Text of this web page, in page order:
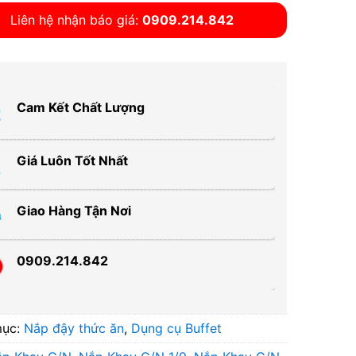
Liên hệ nhận báo giá: 0909.214.842
Cam Kết Chất Lượng
Giá Luôn Tốt Nhất
Giao Hàng Tận Nơi
0909.214.842
Nắp đậy thức ăn, Dụng cụ Buffet